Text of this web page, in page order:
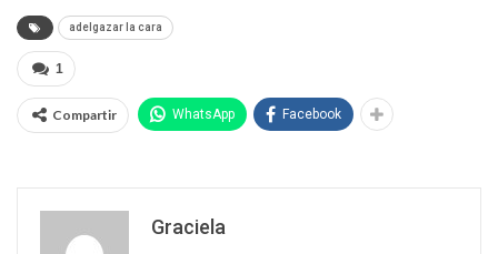
adelgazar la cara
1
Compartir WhatsApp Facebook
Graciela